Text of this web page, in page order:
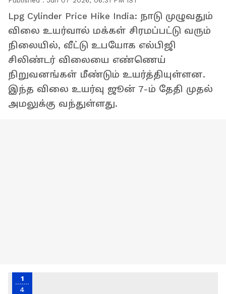
Lpg Cylinder Price Hike India: நாடு முழுவதும்
விலை உயர்வால் மக்கள் சிரமப்பட்டு வரும்
நிலையில், வீட்டு உபயோக எல்பிஜி
சிலிண்டர் விலையை எண்ணெய்
நிறுவனங்கள் மீண்டும் உயர்த்தியுள்ளன.
இந்த விலை உயர்வு ஜூன் 7-ம் தேதி முதல்
அமலுக்கு வந்துள்ளது.
1
4